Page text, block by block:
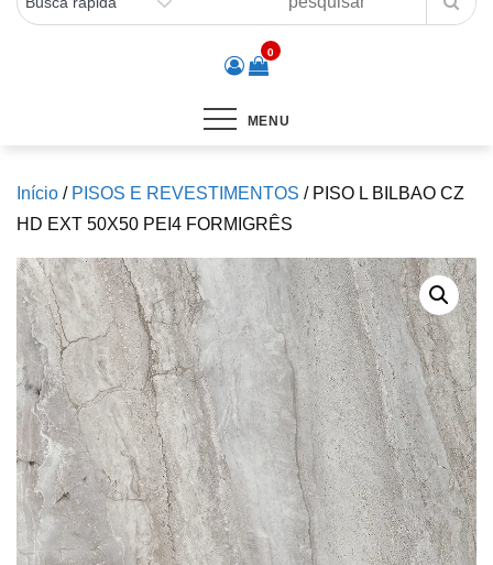
0
MENU
Início / PISOS E REVESTIMENTOS / PISO L BILBAO CZ
HD EXT 50X50 PEI4 FORMIGRÊS